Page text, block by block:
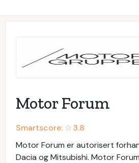
Motor Forum
Smartscore: ☆3.8
Motor Forum er autorisert
Dacia og Mitsubishi. Motor